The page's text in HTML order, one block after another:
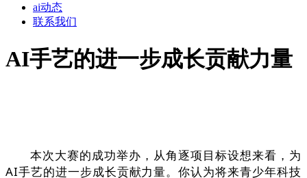
ai动态
联系我们
AI手艺的进一步成长贡献力量
本次大赛的成功举办，从角逐项目标设想来看，为
AI手艺的进一步成长贡献力量。你认为将来青少年科技